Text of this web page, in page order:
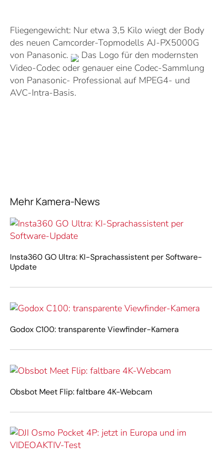
Fliegengewicht: Nur etwa 3,5 Kilo wiegt der Body
des neuen Camcorder-Topmodells AJ-PX5000G
von Panasonic.
Das Logo für den modernsten
Video-Codec oder genauer eine Codec-Sammlung
von Panasonic- Professional auf MPEG4- und
AVC-Intra-Basis.
Mehr Kamera-News
Insta360 GO Ultra: KI-Sprachassistent per Software-
Update
Godox C100: transparente Viewfinder-Kamera
Obsbot Meet Flip: faltbare 4K-Webcam